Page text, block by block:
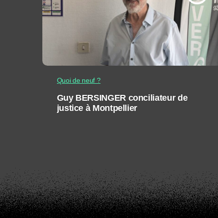
Quoi de neuf ?
Guy BERSINGER conciliateur de
justice à Montpellier